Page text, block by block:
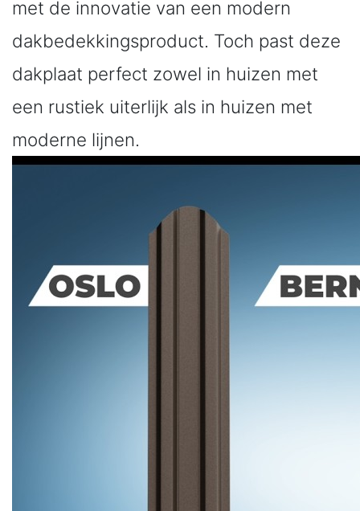
met de innovatie van een modern
dakbedekkingsproduct. Toch past deze
dakplaat perfect zowel in huizen met
een rustiek uiterlijk als in huizen met
moderne lijnen.